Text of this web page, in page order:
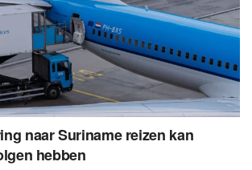
naar Suriname reizen kan
hebben